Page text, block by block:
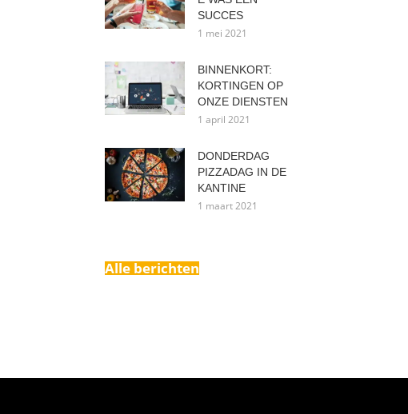
SUCCES
1 mei 2021
BINNENKORT:
KORTINGEN OP
ONZE DIENSTEN
1 april 2021
DONDERDAG
PIZZADAG IN DE
KANTINE
1 maart 2021
Alle berichten